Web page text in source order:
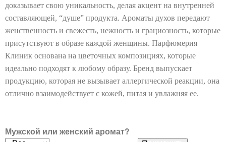
m
a
l
a
d
доказывает свою уникальность, делая акцент на внутренней
составляющей, “душе” продукта. Ароматы духов передают
женственность и свежесть, нежность и грациозность, которые
присутствуют в образе каждой женщины. Парфюмерия
Клиник основана на цветочных композициях, которые
идеально подходят к любому образу. Бренд выпускает
продукцию, которая не вызывает аллергической реакции, она
отлично взаимодействует с кожей, питая и увлажняя ее.
Мужской или женский аромат?